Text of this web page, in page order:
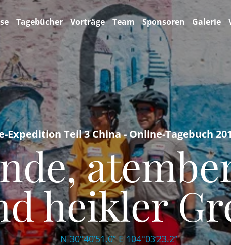
Tagebücher Vorträge Team Sponsoren Galerie
Expedition Teil 3 China - Online-Tagebuch
heikler
N 30°40’51.0’’ E 104°03’23.2’’